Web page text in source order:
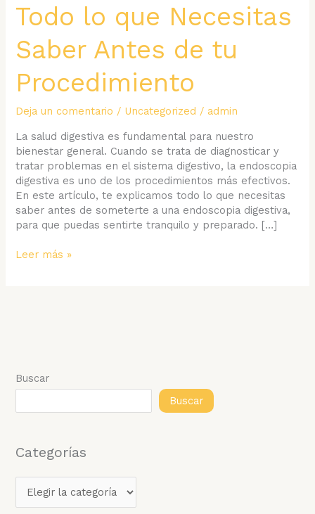
Todo lo que Necesitas
Saber Antes de tu
Procedimiento
Deja un comentario / Uncategorized / admin
La salud digestiva es fundamental para nuestro
bienestar general. Cuando se trata de diagnosticar y
tratar problemas en el sistema digestivo, la endoscopia
digestiva es uno de los procedimientos más efectivos.
En este artículo, te explicamos todo lo que necesitas
saber antes de someterte a una endoscopia digestiva,
para que puedas sentirte tranquilo y preparado. […]
Endoscopia
de
tu
Leer más »
Buscar
Buscar
Categorías
a